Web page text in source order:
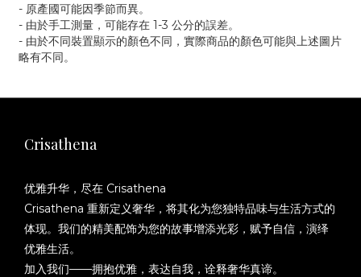
- 原產國可能因季節而異。
- 由於手工測量，可能存在 1-3 公分的誤差。
- 由於不同裝置顯示的顏色不同，實際商品的顏色可能與上述圖片
略有不同。
Crisathena
优雅升华，尽在 Crisathena
Crisathena 重新定义奢华，将其化为您独特品味与生活方式的
体现。我们的精美配饰为您的故事增添光彩，赋予自信，演绎
优雅生活。
加入我们——拥抱优雅，表达自我，诠释奢华真谛。